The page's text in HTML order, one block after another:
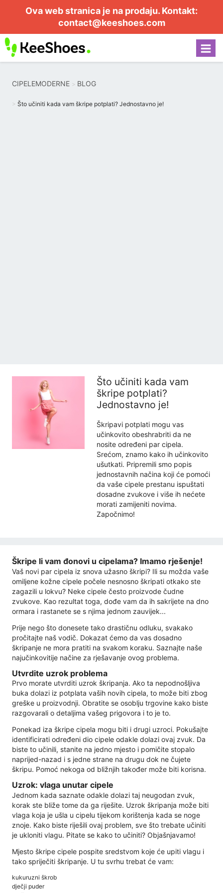
Ova web stranica je na prodaju. Kontakt:
contact@keeshoes.com
CIPELEMODERNE BLOG
Što učiniti kada vam škripe potplati? Jednostavno je!
Što učiniti kada vam
škripe potplati?
Jednostavno je!
Škripavi potplati mogu vas
učinkovito obeshrabriti da ne
nosite određeni par cipela.
Srećom, znamo kako ih učinkovito
ušutkati. Pripremili smo popis
jednostavnih načina koji će pomoći
da vaše cipele prestanu ispuštati
dosadne zvukove i više ih nećete
morati zamijeniti novima.
Započnimo!
Škripe li vam đonovi u cipelama? Imamo rješenje!
Vaš novi par cipela iz snova užasno škripi? Ili su možda vaše
omiljene kožne cipele počele nesnosno škripati otkako ste
zagazili u lokvu? Neke cipele često proizvode čudne
zvukove. Kao rezultat toga, dođe vam da ih sakrijete na dno
ormara i rastanete se s njima jednom zauvijek...
Prije nego što donesete tako drastičnu odluku, svakako
pročitajte naš vodič. Dokazat ćemo da vas dosadno
škripanje ne mora pratiti na svakom koraku. Saznajte naše
najučinkovitije načine za rješavanje ovog problema.
Utvrdite uzrok problema
Prvo morate utvrditi uzrok škripanja. Ako ta nepodnošljiva
buka dolazi iz potplata vaših novih cipela, to može biti zbog
greške u proizvodnji. Obratite se osoblju trgovine kako biste
razgovarali o detaljima vašeg prigovora i to je to.
Ponekad iza škripe cipela mogu biti i drugi uzroci. Pokušajte
identificirati određeni dio cipele odakle dolazi ovaj zvuk. Da
biste to učinili, stanite na jedno mjesto i pomičite stopalo
naprijed-nazad i s jedne strane na drugu dok ne čujete
škripu. Pomoć nekoga od bližnjih također može biti korisna.
Uzrok: vlaga unutar cipele
Jednom kada saznate odakle dolazi taj neugodan zvuk,
korak ste bliže tome da ga riješite. Uzrok škripanja može biti
vlaga koja je ušla u cipelu tijekom korištenja kada se noge
znoje. Kako biste riješili ovaj problem, sve što trebate učiniti
je ukloniti vlagu. Pitate se kako to učiniti? Objašnjavamo!
Mjesto škripe cipele pospite sredstvom koje će upiti vlagu i
tako spriječiti škripanje. U tu svrhu trebat će vam:
kukuruzni škrob
dječji puder